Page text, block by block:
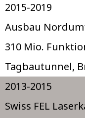
2015-2019
Ausbau
310 Mio.
Tagbautunnel,
2013-2015
Swiss FEL